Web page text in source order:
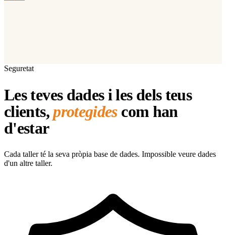
Seguretat
Les teves dades i les dels teus
clients,protegides com han
d'estar
Cada taller té la seva pròpia base de dades. Impossible veure dades
d'un altre taller.